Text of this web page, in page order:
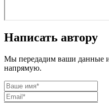
Написать автору
Мы передадим ваши данные
напрямую.